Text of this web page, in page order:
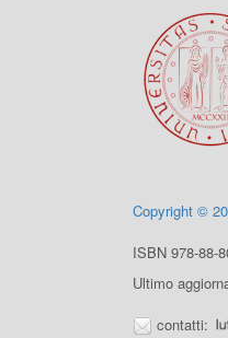
Copyright ©
ISBN 978-88-
Ultimo
contatti: